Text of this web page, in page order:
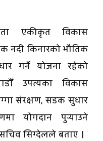
एकीकृत विकास
नदी किनारको भौतिक
गर्ने योजना रहेको
उपत्यका विकास
संरक्षण, सडक सुधार
योगदान पुर्‍याउने
सिग्देलले बताए ।